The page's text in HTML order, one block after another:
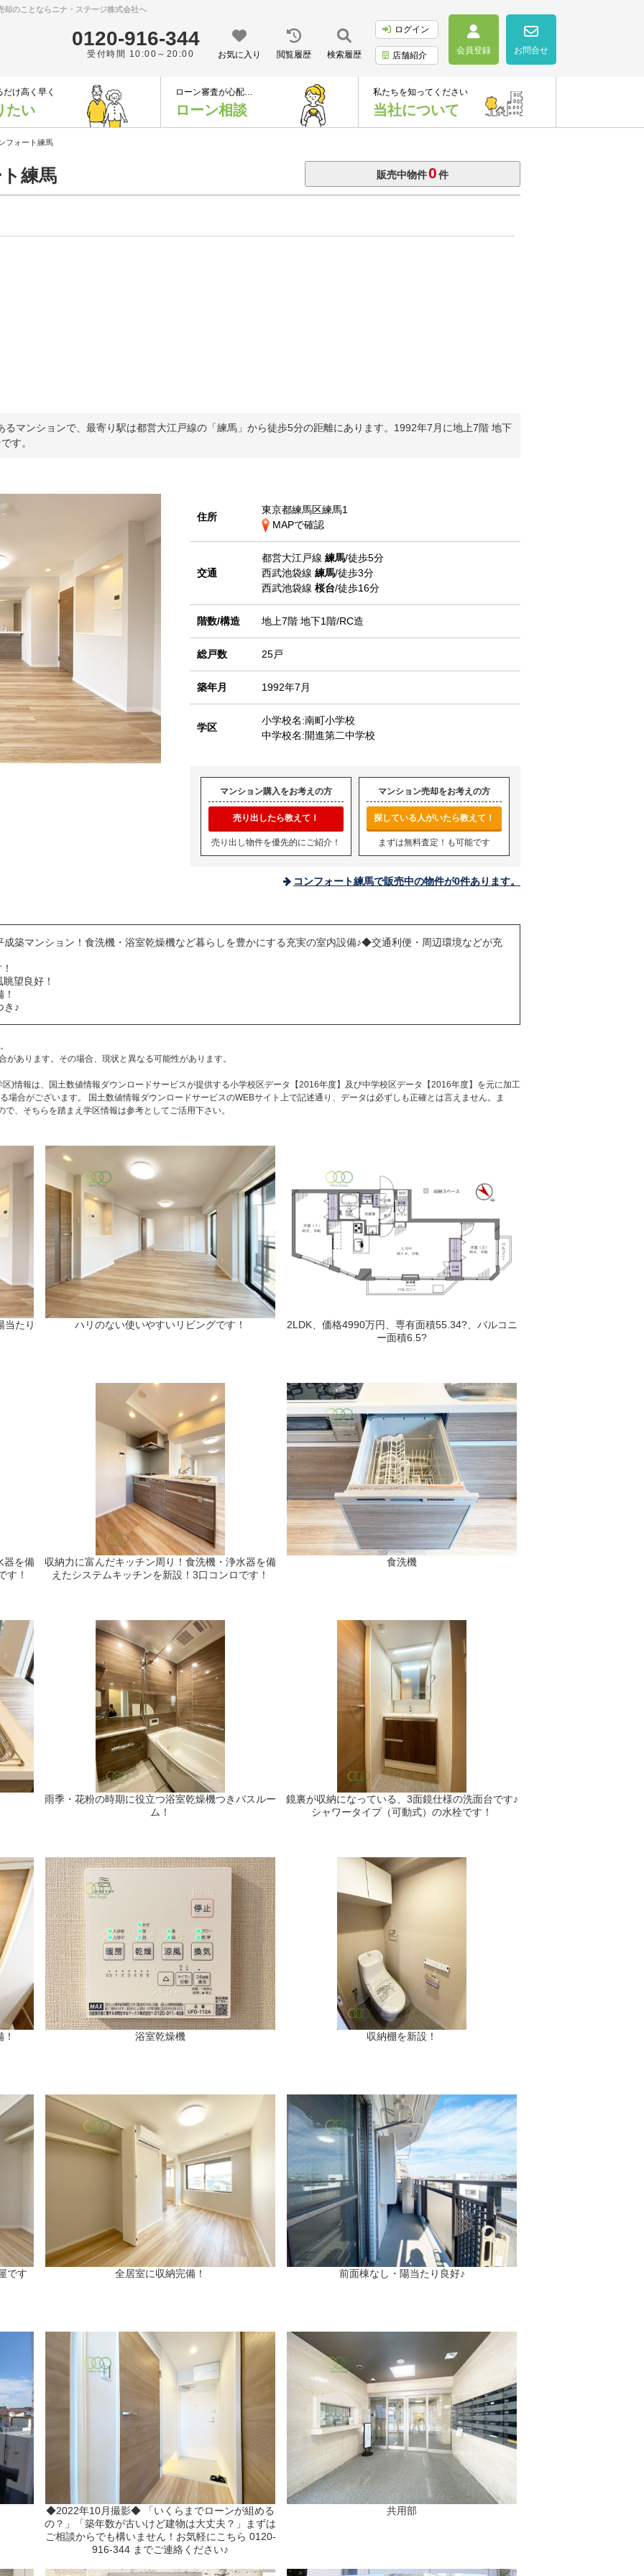
のことならニナ・ステージ株式会社へ
0120-916-344
受付時間 10:00～20:00 お気に入り 閲覧履歴 検索履歴
ログイン
店舗紹介 会員登録 お問合せ
だけ高く早く
たい
ローン審査が心配…
ローン相談
私たちを知ってください
当社について
フォート練馬
練馬 販売中物件0件
マンションで、最寄り駅は都営大江戸線の「練馬」から徒歩5分の距離にあります。1992年7月に地上7階 地下
す。
住所
東京都練馬区練馬1
MAPで確認
交通
都営大江戸線 練馬/徒歩5分
西武池袋線 練馬/徒歩3分
西武池袋線 桜台/徒歩16分
階数/構造 地上7階 地下1階/RC造
総戸数 25戸
築年月 1992年7月
学区
小学校名:南町小学校
中学校名:開進第二中学校
マンション購入をお考えの方
売り出したら教えて！
売り出し物件を優先的にご紹介！
マンション売却をお考えの方
探している人がいたら教えて！
まずは無料査定！も可能です
コンフォート練馬で販売中の物件が0件あります。
築マンション！食洗機・浴室乾燥機など暮らしを豊かにする充実の室内設備♪◆交通利便・周辺環境などが充
望良好！
き♪
あります。その場合、現状と異なる可能性があります。
)情報は、国土数値情報ダウンロードサービスが提供する小学校区データ【2016年度】及び中学校区データ【2016年度】を元に加工
場合がございます。 国土数値情報ダウンロードサービスのWEBサイト上で記述通り、データは必ずしも正確とは言えません。ま
、そちらを踏まえ学区情報は参考としてご活用下さい。
当たり ハリのない使いやすいリビングです！
2LDK、価格4990万円、専有面積55.34?、バルコニ
ー面積6.5?
器を備
す！
収納力に富んだキッチン周り！食洗機・浄水器を備
えたシステムキッチンを新設！3口コンロです！
食洗機
雨季・花粉の時期に役立つ浴室乾燥機つきバスルー
ム！
鏡裏が収納になっている、3面鏡仕様の洗面台です♪
シャワータイプ（可動式）の水栓です！
浴室乾燥機 収納棚を新設！
です 全居室に収納完備！ 前面棟なし・陽当たり良好♪
◆2022年10月撮影◆ 「いくらまでローンが組める
の？」「築年数が古いけど建物は大丈夫？」まずは
ご相談からでも構いません！お気軽にこちら 0120-
916-344 までご連絡ください♪
共用部